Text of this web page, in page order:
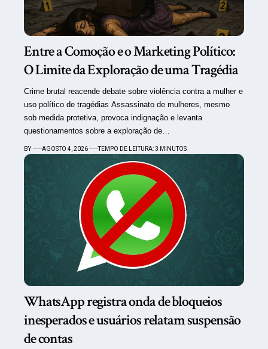
Entre a Comoção e o Marketing Político:
O Limite da Exploração de uma Tragédia
Crime brutal reacende debate sobre violência contra a mulher e
uso político de tragédias Assassinato de mulheres, mesmo
sob medida protetiva, provoca indignação e levanta
questionamentos sobre a exploração de…
BY AGOSTO 4, 2026 TEMPO DE LEITURA: 3 MINUTOS
WhatsApp registra onda de bloqueios
inesperados e usuários relatam suspensão
de contas